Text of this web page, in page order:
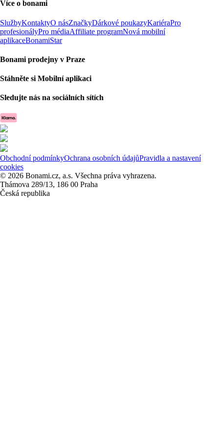
Více o bonami
SlužbyKontaktyO násZnačkyDárkové poukazyKariéraPro
profesionályPro médiaAffiliate programNová mobilní
aplikaceBonamiStar
Bonami prodejny v Praze
Stáhněte si Mobilní aplikaci
Sledujte nás na sociálních sítích
Obchodní podmínkyOchrana osobních údajůPravidla a nastavení
cookies
© 2026 Bonami.cz, a.s. Všechna práva vyhrazena.
Thámova 289/13, 186 00 Praha
Česká republika